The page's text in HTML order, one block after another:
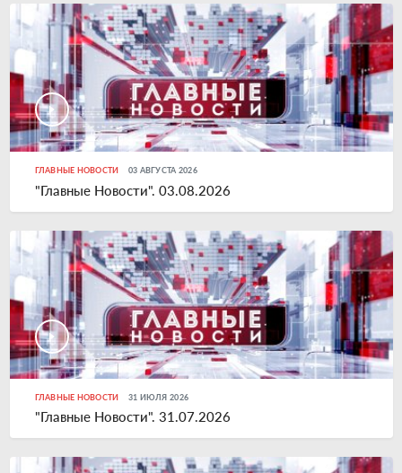
ГЛАВНЫЕ НОВОСТИ 03 АВГУСТА 2026
"Главные Новости". 03.08.2026
ГЛАВНЫЕ НОВОСТИ 31 ИЮЛЯ 2026
"Главные Новости". 31.07.2026